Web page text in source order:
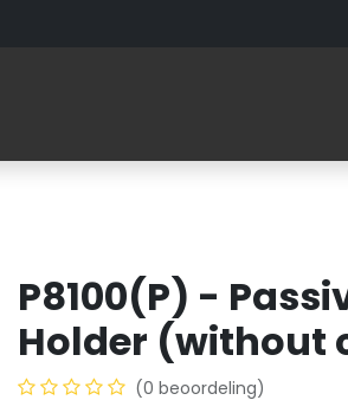
P8100(P) -
Holder (without
(0 beoordeling)